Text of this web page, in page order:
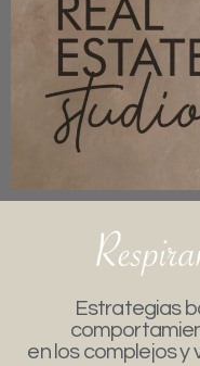
Estrategias
en los complejos y